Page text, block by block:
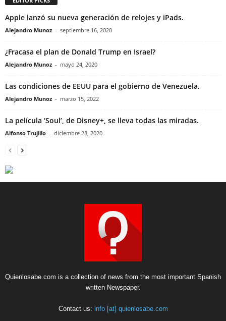
Apple lanzó su nueva generación de relojes y iPads.
Alejandro Munoz - septiembre 16, 2020
¿Fracasa el plan de Donald Trump en Israel?
Alejandro Munoz - mayo 24, 2020
Las condiciones de EEUU para el gobierno de Venezuela.
Alejandro Munoz - marzo 15, 2022
La película ‘Soul’, de Disney+, se lleva todas las miradas.
Alfonso Trujillo - diciembre 28, 2020
Quienlosabe.com is a collection of news from the most important Spanish
written Newspaper.
Contact us: info [at] quienlosabe.com